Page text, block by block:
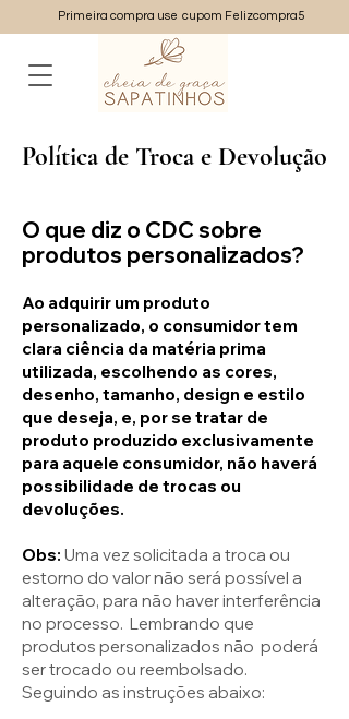
Primeira compra use cupom Felizcompra5
Política de Troca e Devolução
O que diz o CDC sobre
produtos personalizados?
Ao adquirir um produto
personalizado, o consumidor tem
clara ciência da matéria prima
utilizada, escolhendo as cores,
desenho, tamanho, design e estilo
que deseja, e, por se tratar de
produto produzido exclusivamente
para aquele consumidor, não haverá
possibilidade de trocas ou
devoluções.
Obs: Uma vez solicitada a troca ou
estorno do valor não será possível a
alteração, para não haver interferência
no processo. Lembrando que
produtos personalizados não poderá
ser trocado ou reembolsado.
Seguindo as instruções abaixo: